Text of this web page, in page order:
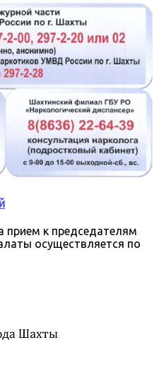
прием к председателям
осуществляется по